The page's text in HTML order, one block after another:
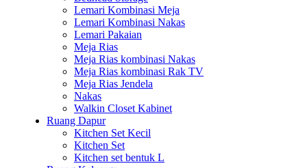
Lemari Kombinasi Meja
Lemari Kombinasi Nakas
Lemari Pakaian
Meja Rias
Meja Rias kombinasi Nakas
Meja Rias kombinasi Rak TV
Meja Rias Jendela
Nakas
Walkin Closet Kabinet
Ruang Dapur
Kitchen Set Kecil
Kitchen Set
Kitchen set bentuk L